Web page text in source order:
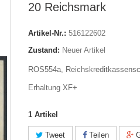
20 Reichsmark
Artikel-Nr.: 516122602
Zustand: Neuer Artikel
ROS554a,
Erhaltung XF+
1 Artikel
Tweet Teilen